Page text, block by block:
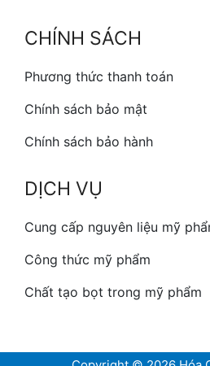
CHÍNH SÁCH
Phương thức thanh toán
Chính sách bảo mật
Chính sách bảo hành
DỊCH VỤ
Cung cấp nguyên liệu mỹ
Công thức mỹ phẩm
Chất tạo bọt trong mỹ phẩm